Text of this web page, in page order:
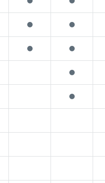
● ●
● ●
●
●